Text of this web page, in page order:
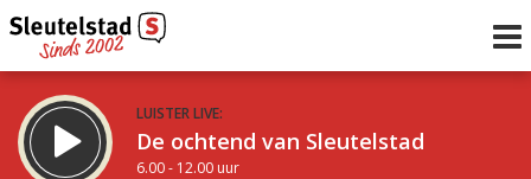
LUISTER LIVE:
De ochtend van Sleutelstad
6.00 - 12.00 uur